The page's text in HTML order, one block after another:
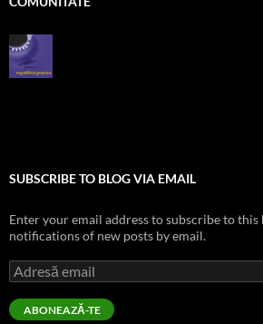
SUBSCRIBE TO BLOG VIA EMAIL
Enter your email address to subscribe to this
notifications of new posts by email.
Adresă
email
ABONEAZĂ-TE